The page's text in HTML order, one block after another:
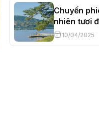
Chuyến
nhiên tươi
ngày 4 đêm
10/04/2025